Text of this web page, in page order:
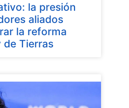
la presión
aliados
la reforma
de Tierras